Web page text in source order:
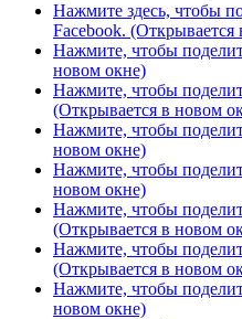
Нажмите здесь, чтобы
Facebook. (Открывается
Нажмите, чтобы
новом окне)
Нажмите, чтобы
(Открывается в новом
Нажмите, чтобы
новом окне)
Нажмите, чтобы
новом окне)
Нажмите, чтобы
(Открывается в новом
Нажмите, чтобы
(Открывается в новом
Нажмите, чтобы
новом окне)